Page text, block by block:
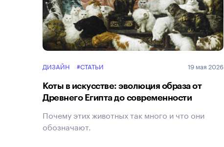
ДИЗАЙН #СТАТЬИ 19 мая 2026
Коты в искусстве: эволюция образа от
Древнего Египта до современности
Почему этих животных так много и что они
обозначают.